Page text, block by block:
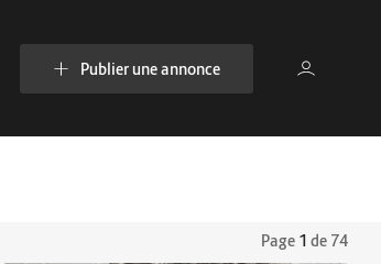
Publier une annonce
Page 1 de 74